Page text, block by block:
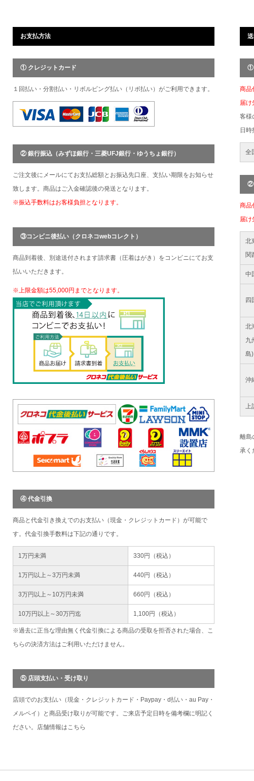
お支払方法
① クレジットカード
１回払い・分割払い・リボルビング払い（リボ払い）がご利用できます。
② 銀行振込（みずほ銀行・三菱UFJ銀行・ゆうちょ銀行）
ご注文後にメールにてお支払総額とお振込先口座、支払い期限をお知らせ
致します。商品はご入金確認後の発送となります。
※振込手数料はお客様負担となります。
③コンビニ後払い（クロネコwebコレクト）
商品到着後、別途送付されます請求書（圧着はがき）をコンビニにてお支
払いいただきます。
※上限金額は55,000円までとなります。
④ 代金引換
商品と代金引き換えでのお支払い（現金・クレジットカード）が可能で
す。代金引換手数料は下記の通りです。
1万円未満 330円（税込）
1万円以上～3万円未満 440円（税込）
3万円以上～10万円未満 660円（税込）
10万円以上～30万円迄 1,100円（税込）
※過去に正当な理由無く代金引換による商品の受取を拒否された場合、こ
ちらの決済方法はご利用いただけません。
⑤ 店頭支払い・受け取り
店頭でのお支払い（現金・クレジットカード・Paypay・d払い・au Pay・
メルペイ）と商品受け取りが可能です。ご来店予定日時を備考欄に明記く
ださい。店舗情報は こちら
①
商品
届け
客様
日時
全
②
商品
届け
北
関
中
四
北
九
島)
沖
上
離島
承く